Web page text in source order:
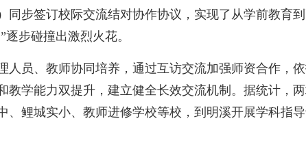
同步签订校际交流结对协作协议，实现了从学前教育
步碰撞出激烈火花。
员、教师协同培养，通过互访交流加强师资合作，
教学能力双提升，建立健全长效交流机制。据统计，
、鲤城实小、教师进修学校等校，到明溪开展学科指